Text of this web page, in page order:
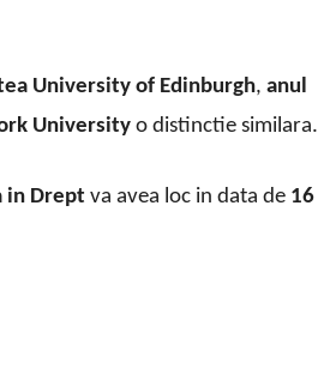
University of Edinburgh, anul
University o distinctie similara.
in Drept va avea loc in data de 16